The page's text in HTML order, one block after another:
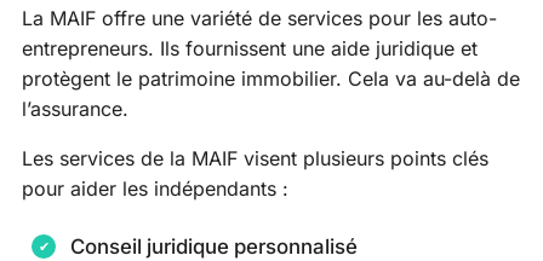
La MAIF offre une variété de services pour les auto-
entrepreneurs. Ils fournissent une aide juridique et
protègent le patrimoine immobilier. Cela va au-delà de
l’assurance.
Les services de la MAIF visent plusieurs points clés
pour aider les indépendants :
Conseil juridique personnalisé